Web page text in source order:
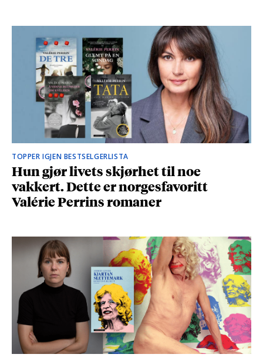
TOPPER IGJEN BESTSELGERLISTA
Hun gjør livets skjørhet til noe
vakkert. Dette er norgesfavoritt
Valérie Perrins romaner